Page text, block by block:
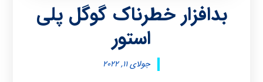
بدافزار خطرناک گوگل پلی
استور
جولای ۱۱, ۲۰۲۲